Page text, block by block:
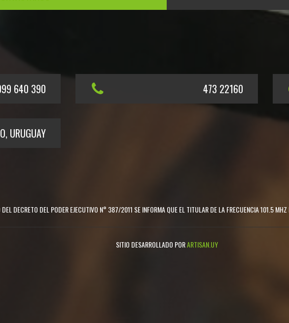
640 390 473 22160
URUGUAY
DECRETO DEL PODER EJECUTIVO N° 387/2011 SE INFORMA QUE EL TITULAR DE LA FRECUENCIA 101.5
SITIO DESARROLLADO PORARTISAN.UY